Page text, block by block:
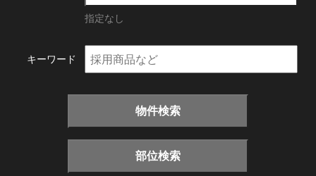
指定なし
キーワード
物件検索
部位検索